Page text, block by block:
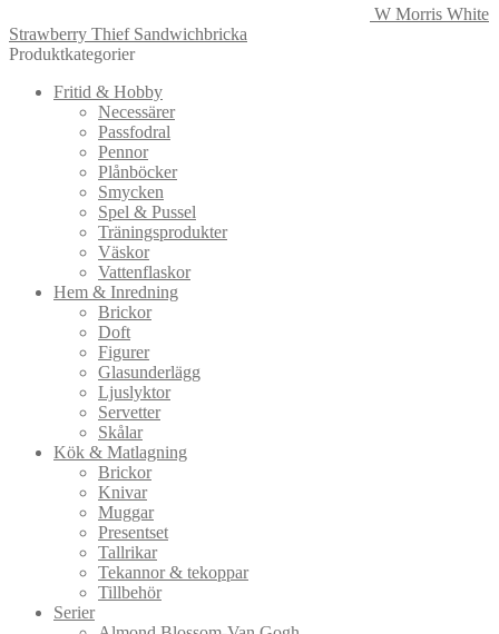
W Morris White
Strawberry Thief Sandwichbricka
Produktkategorier
Fritid & Hobby
Necessärer
Passfodral
Pennor
Plånböcker
Smycken
Spel & Pussel
Träningsprodukter
Väskor
Vattenflaskor
Hem & Inredning
Brickor
Doft
Figurer
Glasunderlägg
Ljuslyktor
Servetter
Skålar
Kök & Matlagning
Brickor
Knivar
Muggar
Presentset
Tallrikar
Tekannor & tekoppar
Tillbehör
Serier